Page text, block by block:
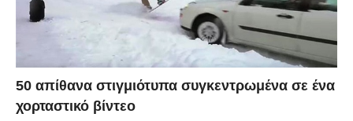
50 απίθανα στιγμιότυπα συγκεντρωμένα σε ένα
χορταστικό βίντεο